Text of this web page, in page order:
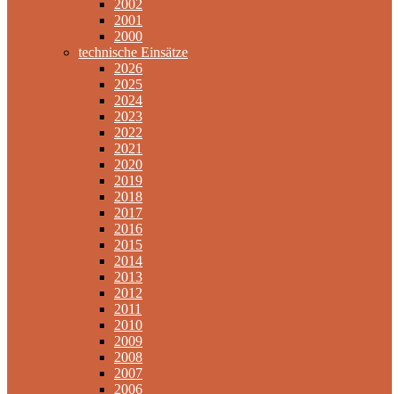
2002
2001
2000
technische Einsätze
2026
2025
2024
2023
2022
2021
2020
2019
2018
2017
2016
2015
2014
2013
2012
2011
2010
2009
2008
2007
2006